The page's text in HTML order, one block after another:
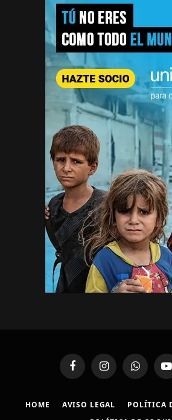
FacebookInstagramWhatsApp
HOME AVISO LEGAL
POLÍTICA